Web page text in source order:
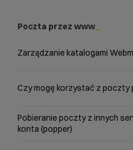
Poczta przez www
Zarządzanie katalogami
Czy mogę korzystać z poczty
Pobieranie poczty z innych
konta (popper)